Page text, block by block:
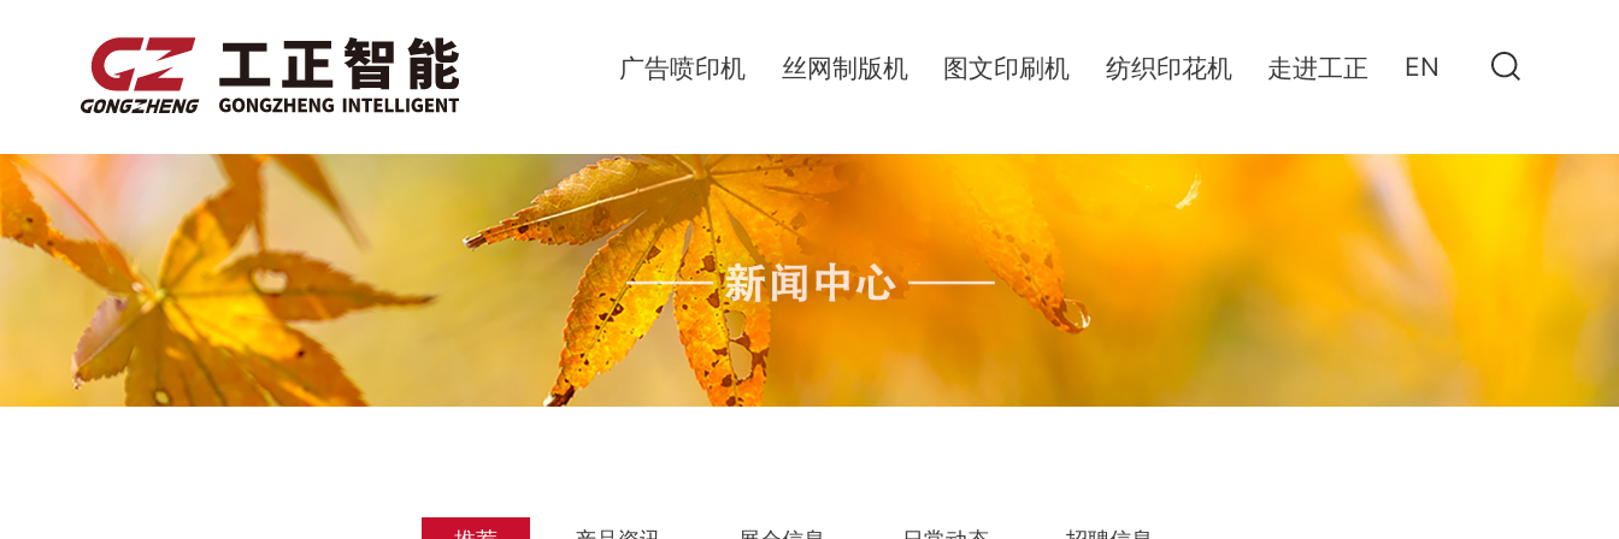
广告喷印机 丝网制版机 图文印刷机 纺织印花机 走进工正 EN